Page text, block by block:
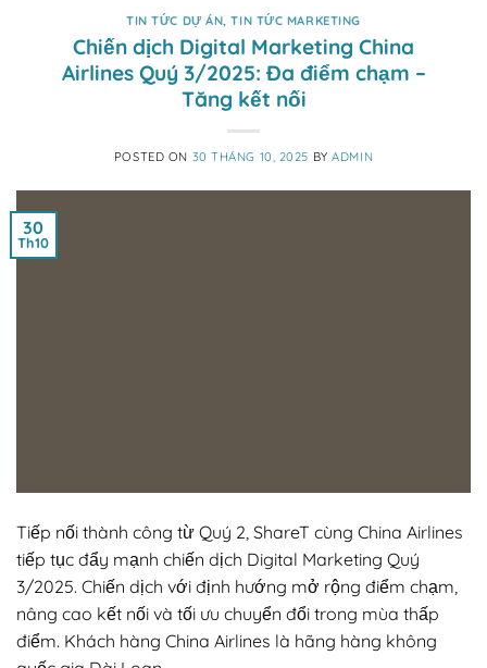
TIN TỨC DỰ ÁN,TIN TỨC MARKETING
Chiến dịch Digital Marketing China
Airlines Quý 3/2025: Đa điểm chạm –
Tăng kết nối
POSTED ON 30 THÁNG 10, 2025 BYADMIN
30
Th10
Tiếp nối thành công từ Quý 2, ShareT cùng China Airlines
tiếp tục đẩy mạnh chiến dịch Digital Marketing Quý
3/2025. Chiến dịch với định hướng mở rộng điểm chạm,
nâng cao kết nối và tối ưu chuyển đổi trong mùa thấp
điểm. Khách hàng China Airlines là hãng hàng không